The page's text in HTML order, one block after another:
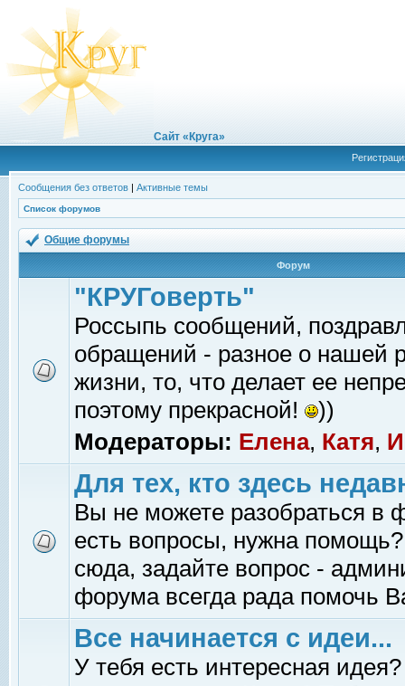
Сайт «Круга»
Сообщения без ответов | Активные темы
Список форумов
Общие форумы
Форум
"КРУГоверть"
Россыпь сообщений,
обращений - разное о нашей
жизни, то, что делает ее
поэтому прекрасной!
))
Модераторы: Елена, Катя,
Для тех, кто здесь
Вы не можете разобраться в
есть вопросы, нужна помощь?
сюда, задайте вопрос -
форума всегда рада помочь
Все начинается с идеи...
У тебя есть интересная